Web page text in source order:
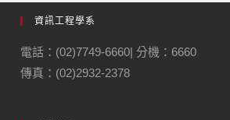
資訊工程學系
電話：(02)7749-6660| 分機：6660
傳真：(02)2932-2378